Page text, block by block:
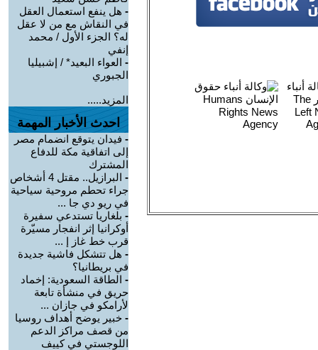
- هل ينفع استعمال العقل
في النقاش مع من لا عقل
له؟ الجزء الأول / محمد
إنفي
- العواء البعيد* / إشبيليا
الجبوري
المزيد.....
احدث الأخبار المهمة
- فيدان يتوقع انضمام مصر
إلى اتفاقية مكة للدفاع
المشترك
-
البرازيل.. مقتل 4 أشخاص
جراء تحطم مروحية سياحية
في ريو دي جا ...
- بلغاريا تستدعي سفيرة
أوكرانيا إثر انفجار مسيّرة
قرب خط غاز إ ...
- هل تتشكل فاشية جديدة
في بريطانيا؟
- الطاقة السعودية: إخماد
حريق في منشأة تابعة
لأرامكو في جازان ...
- خبير يوضح أهداف روسيا
من قصف مراكز الدعم
اللوجستي في كييف